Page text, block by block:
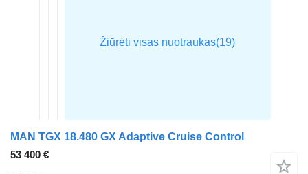
MAN TGX 18.480 GX Adaptive Cruise Control
53 400 €